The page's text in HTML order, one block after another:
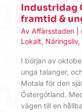
Industridag
framtid &
Av Affärsstaden
Lokalt, Näringsliv,
I början av
unga talanger,
Motala för den
Östergötland.
vägen till en